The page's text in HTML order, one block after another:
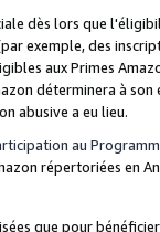
dès lors que
exemple, des
aux Primes
déterminera à
abusive a eu lieu.
au
répertoriées en
que pour